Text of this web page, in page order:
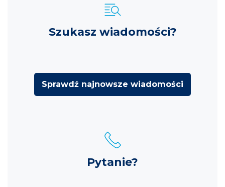
Szukasz wiadomości?
Sprawdź najnowsze wiadomości
Pytanie?